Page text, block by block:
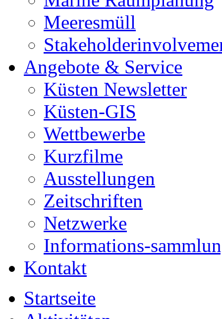
Meeresmüll
Angebote & Service
Küsten Newsletter
Küsten-GIS
Wettbewerbe
Kurzfilme
Ausstellungen
Zeitschriften
Netzwerke
Informations-
Kontakt
Startseite